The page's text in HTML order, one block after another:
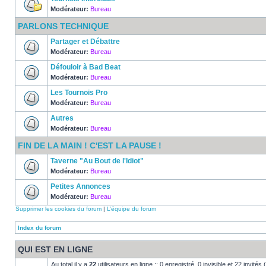
Modérateur: Bureau
PARLONS TECHNIQUE
Partager et Débattre
Modérateur: Bureau
Défouloir à Bad Beat
Modérateur: Bureau
Les Tournois Pro
Modérateur: Bureau
Autres
Modérateur: Bureau
FIN DE LA MAIN ! C'EST LA PAUSE !
Taverne "Au Bout de l'Idiot"
Modérateur: Bureau
Petites Annonces
Modérateur: Bureau
Supprimer les cookies du forum | L’équipe du forum
Index du forum
QUI EST EN LIGNE
Au total il y a 22 utilisateurs en ligne :: 0 enregistré, 0 invisible et 22